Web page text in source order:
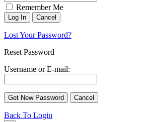
Remember Me
Lost Your Password?
Reset Password
Username or E-mail:
Back To Login